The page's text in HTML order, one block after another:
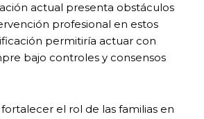
actual presenta obstáculos
profesional en estos
permitiría actuar con
bajo controles y consensos
el rol de las familias en